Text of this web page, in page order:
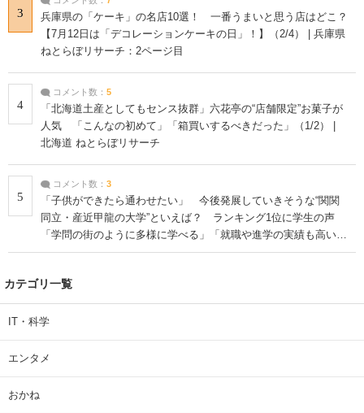
3
兵庫県の「ケーキ」の名店10選！ 一番うまいと思う店はどこ？
【7月12日は「デコレーションケーキの日」！】（2/4） | 兵庫県
ねとらぼリサーチ：2ページ目
4
コメント数： 5
「北海道土産としてもセンス抜群」六花亭の“店舗限定”お菓子が
人気 「こんなの初めて」「箱買いするべきだった」（1/2） |
北海道 ねとらぼリサーチ
5
コメント数： 3
「子供ができたら通わせたい」 今後発展していきそうな“関関
同立・産近甲龍の大学”といえば？ ランキング1位に学生の声
「学問の街のように多様に学べる」「就職や進学の実績も高い」
| 大学 ねとらぼリサーチ
カテゴリ一覧
IT・科学
エンタメ
おかね